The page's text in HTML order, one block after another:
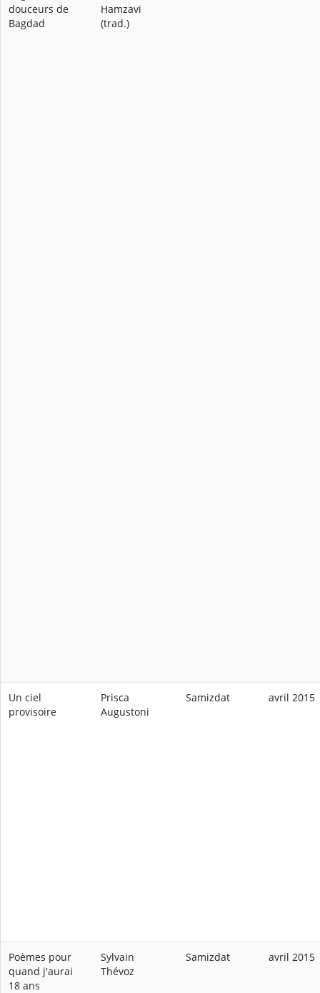
douceurs de
Bagdad
Hamzavi
(trad.)
Un ciel
provisoire
Prisca
Augustoni
Samizdat avril 2015
Poèmes pour
quand j'aurai
18 ans
Sylvain
Thévoz
Samizdat avril 2015